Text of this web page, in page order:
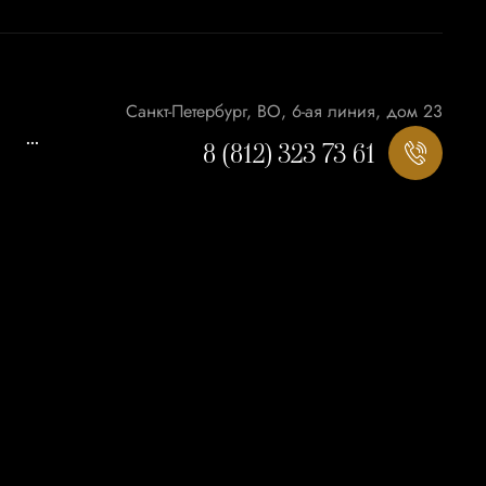
...
Санкт-Петербург, ВО, 6-ая линия, дом 23
8 (812) 323 73 61